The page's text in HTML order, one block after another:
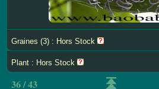
Graines (3) : Hors Stock
Plant : Hors Stock
36 / 43